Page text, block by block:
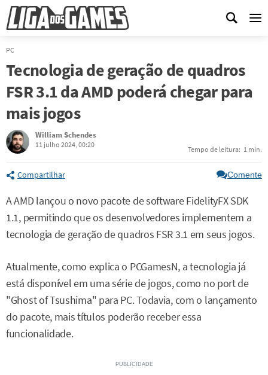
PC
Tecnologia de geração de quadros
FSR 3.1 da AMD poderá chegar para
mais jogos
William Schendes
11 julho 2024, 00:20
Tempo de leitura: 1 min.
Compartilhar Comente
A AMD lançou o novo pacote de software FidelityFX SDK
1.1, permitindo que os desenvolvedores implementem a
tecnologia de geração de quadros FSR 3.1 em seus jogos.
Atualmente, como explica o PCGamesN, a tecnologia já
está disponível em uma série de jogos, como no port de
"Ghost of Tsushima" para PC. Todavia, com o lançamento
do pacote, mais títulos poderão receber essa
funcionalidade.